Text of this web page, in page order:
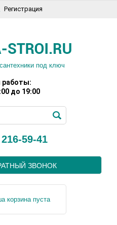
Регистрация
под ключ
работы:
до 19:00
59-41
ЗВОНОК
корзина пуста